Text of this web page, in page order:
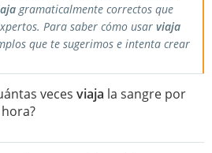
gramaticalmente correctos que
Para saber cómo usar viaja
que te sugerimos e intenta crear
veces viaja la sangre por